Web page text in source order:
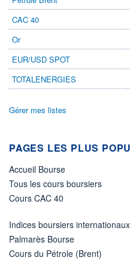
PROCHAIN
ÉLIGIBILITÉ
Non éligible
Boursobank
CAC 40
Or
EUR/USD SPOT
TOTALENERGIES
Gérer mes listes
PAGES LES PLUS
Accueil Bourse
Tous les cours boursiers
Cours CAC 40
Indices boursiers internationaux
Palmarès Bourse
Cours du Pétrole (Brent)